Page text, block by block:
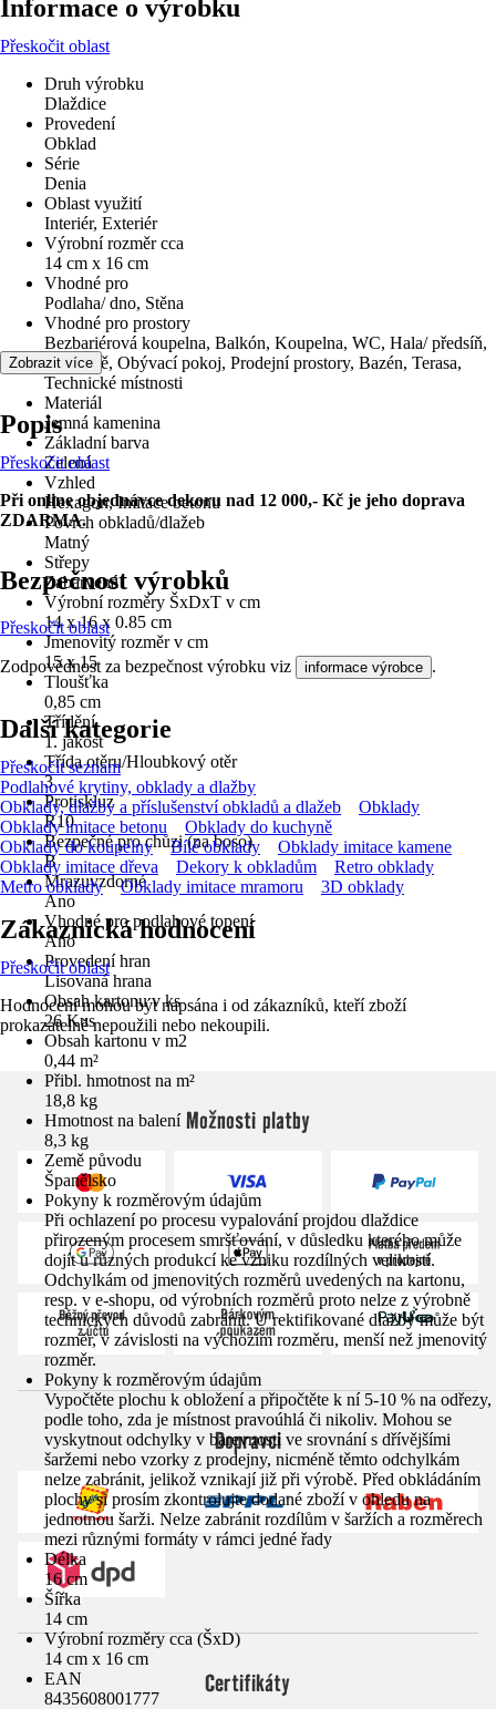
Informace o výrobku
Přeskočit oblast
Druh výrobku
Dlaždice
Provedení
Obklad
Série
Denia
Oblast využití
Interiér, Exteriér
Výrobní rozměr cca
14 cm x 16 cm
Vhodné pro
Podlaha/ dno, Stěna
Vhodné pro prostory
Bezbariérová koupelna, Balkón, Koupelna, WC, Hala/ předsíň,
Kuchyně, Obývací pokoj, Prodejní prostory, Bazén, Terasa,
Technické místnosti
Materiál
Jemná kamenina
Základní barva
Zelená
Vzhled
Hexagon, Imitace betonu
Povrch obkladů/dlažeb
Matný
Střepy
Zabarvená
Výrobní rozměry ŠxDxT v cm
14 x 16 x 0.85 cm
Jmenovitý rozměr v cm
15 x 15
Tloušťka
0,85 cm
Třídění
1. jakost
Třída otěru/Hloubkový otěr
3
Protiskluz
R10
Bezpečné pro chůzi (na boso)
B
Mrazuvzdorné
Ano
Vhodné pro podlahové topení
Ano
Provedení hran
Lisovaná hrana
Obsah kartonu v ks
26 Kus
Obsah kartonu v m2
0,44 m²
Přibl. hmotnost na m²
18,8 kg
Hmotnost na balení
8,3 kg
Země původu
Španělsko
Pokyny k rozměrovým údajům
Při ochlazení po procesu vypalování projdou dlaždice
přirozeným procesem smršťování, v důsledku kterého může
dojít u různých produkcí ke vzniku rozdílných velikostí.
Odchylkám od jmenovitých rozměrů uvedených na kartonu,
resp. v e-shopu, od výrobních rozměrů proto nelze z výrobně
technických důvodů zabránit. U rektifikované dlažby může být
rozměr, v závislosti na výchozím rozměru, menší než jmenovitý
rozměr.
Pokyny k rozměrovým údajům
Vypočtěte plochu k obložení a připočtěte k ní 5-10 % na odřezy,
podle toho, zda je místnost pravoúhlá či nikoliv. Mohou se
vyskytnout odchylky v barevnosti ve srovnání s dřívějšími
šaržemi nebo vzorky z prodejny, nicméně těmto odchylkám
nelze zabránit, jelikož vznikají již při výrobě. Před obkládáním
plochy si prosím zkontrolujte dodané zboží v ohledu na
jednotnou šarži. Nelze zabránit rozdílům v šaržích a rozměrech
mezi různými formáty v rámci jedné řady
Délka
16 cm
Šířka
14 cm
Výrobní rozměry cca (ŠxD)
14 cm x 16 cm
EAN
8435608001777
Zobrazit více
Popis
Přeskočit oblast
Při online objednávce dekoru nad 12 000,- Kč je jeho doprava
ZDARMA.
Bezpečnost výrobků
Přeskočit oblast
Zodpovědnost za bezpečnost výrobku viz informace výrobce .
Další kategorie
Přeskočit seznam
Podlahové krytiny, obklady a dlažby
Obklady, dlažby a příslušenství obkladů a dlažeb
Obklady
Obklady imitace betonu
Obklady do kuchyně
Obklady do koupelny
Bílé obklady
Obklady imitace kamene
Obklady imitace dřeva
Dekory k obkladům
Retro obklady
Metro obklady
Obklady imitace mramoru 3D obklady
Zákaznická hodnocení
Přeskočit oblast
Hodnocení mohou být napsána i od zákazníků, kteří zboží
prokazatelně nepoužili nebo nekoupili.
Možnosti platby
Dopravci
Certifikáty